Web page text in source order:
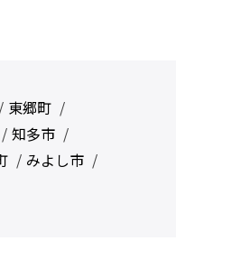
東郷町
知多市
みよし市